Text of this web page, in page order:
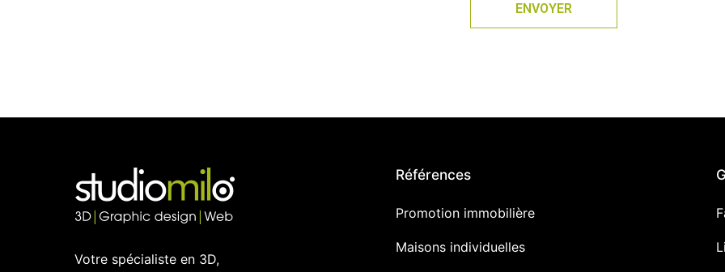
ENVOYER
Votre spécialiste en 3D,
Références
Promotion immobilière
Maisons individuelles